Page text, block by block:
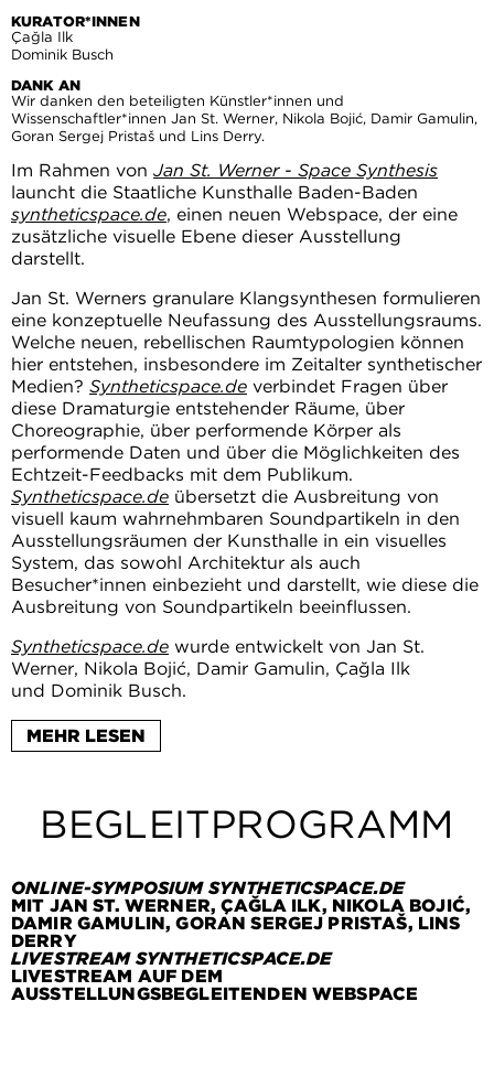
KURATOR*INNEN
Çağla Ilk
Dominik Busch
DANK AN
Wir danken den beteiligten Künstler*innen und
Wissenschaftler*innen Jan St. Werner, Nikola Bojić, Damir Gamulin,
Goran Sergej Pristaš und Lins Derry.
Im Rahmen von Jan St. Werner - Space Synthesis
launcht die Staatliche Kunsthalle Baden-Baden
syntheticspace.de, einen neuen Webspace, der eine
zusätzliche visuelle Ebene dieser Ausstellung
darstellt.
Jan St. Werners granulare Klangsynthesen formulieren
eine konzeptuelle Neufassung des Ausstellungsraums.
Welche neuen, rebellischen Raumtypologien können
hier entstehen, insbesondere im Zeitalter synthetischer
Medien? Syntheticspace.de verbindet Fragen über
diese Dramaturgie entstehender Räume, über
Choreographie, über performende Körper als
performende Daten und über die Möglichkeiten des
Echtzeit-Feedbacks mit dem Publikum.
Syntheticspace.de übersetzt die Ausbreitung von
visuell kaum wahrnehmbaren Soundpartikeln in den
Ausstellungsräumen der Kunsthalle in ein visuelles
System, das sowohl Architektur als auch
Besucher*innen einbezieht und darstellt, wie diese die
Ausbreitung von Soundpartikeln beeinflussen.
Syntheticspace.de wurde entwickelt von Jan St.
Werner, Nikola Bojić, Damir Gamulin, Çağla Ilk
und Dominik Busch.
Zur Finissage von
veranstaltet die Staatliche Kunsthalle Baden-Baden
tiefergehend diskutiert.
Gamulin, Goran Sergej Pristaš, Lins Derry. Moderiert
von Dominik Busch.
Sie können das englischsprachige Online-Gespräch
liveauf unserem YouTube Kanalverfolgen.
MEHR LESEN
BEGLEITPROGRAMM
ONLINE-SYMPOSIUM SYNTHETICSPACE.DE
MIT JAN ST. WERNER, ÇAĞLA ILK, NIKOLA BOJIĆ,
DAMIR GAMULIN, GORAN SERGEJ PRISTAŠ, LINS
DERRY
LIVESTREAM SYNTHETICSPACE.DE
LIVESTREAM AUF DEM
AUSSTELLUNGSBEGLEITENDEN WEBSPACE